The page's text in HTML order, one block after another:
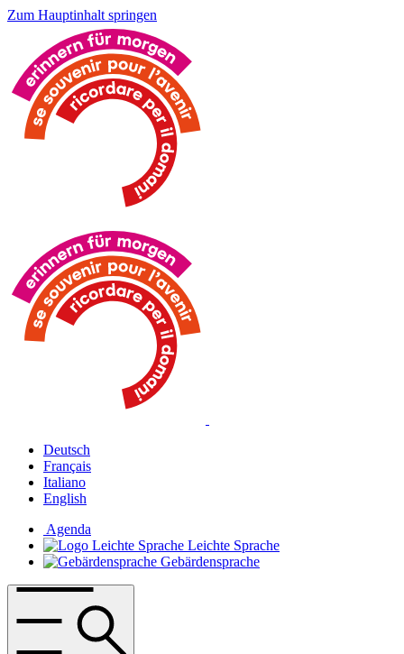
Zum Hauptinhalt springen
Deutsch
Français
Italiano
English
Agenda
Leichte Sprache
Gebärdensprache